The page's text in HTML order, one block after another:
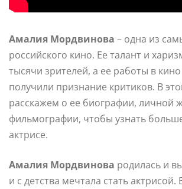
Амалия Мордвинова – одна из
российского кино. Ее талант и
тысячи зрителей, а ее работы в
получили признание критиков. В
расскажем о ее биографии, личной
фильмографии, чтобы узнать
актрисе.
Амалия Мордвинова родилась и
и с детства мечтала стать актрисой.